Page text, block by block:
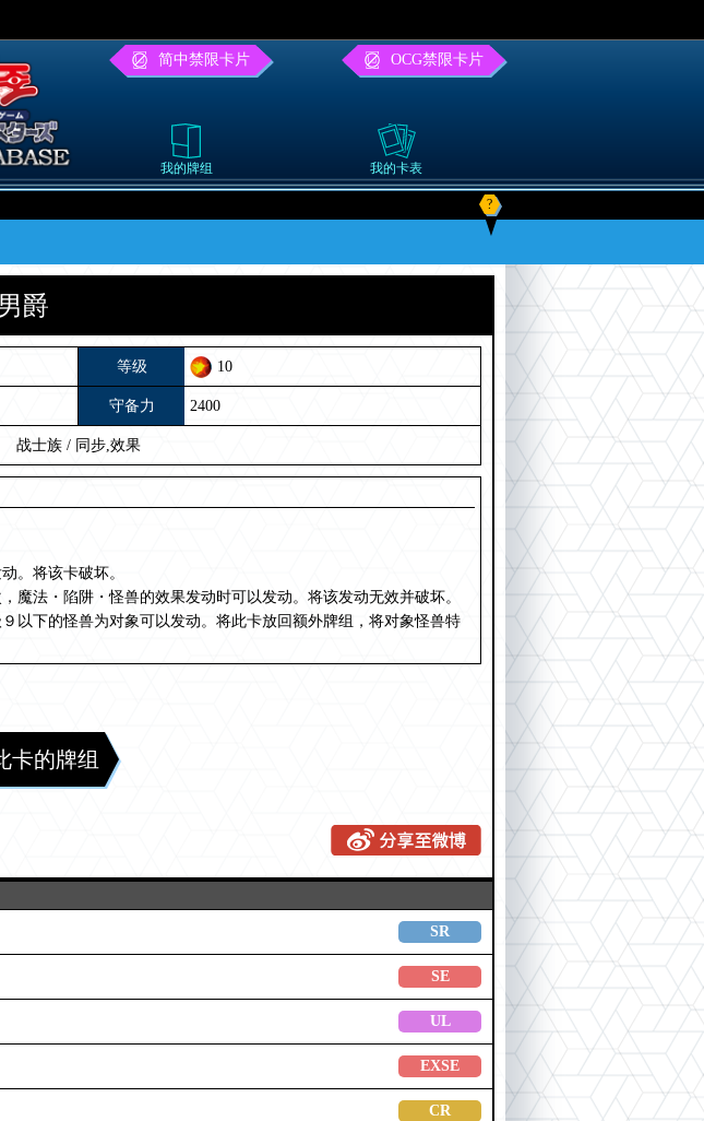
简中禁限卡片 OCG禁限卡片
我的牌组 我的卡表
?
爵
等级 10
守备力 2400
战士族 / 同步,效果
。将该卡破坏。
法・陷阱・怪兽的效果发动时可以发动。将该发动无效并破坏。
以下的怪兽为对象可以发动。将此卡放回额外牌组，将对象怪兽特
卡的牌组
SR
SE
UL
EXSE
CR